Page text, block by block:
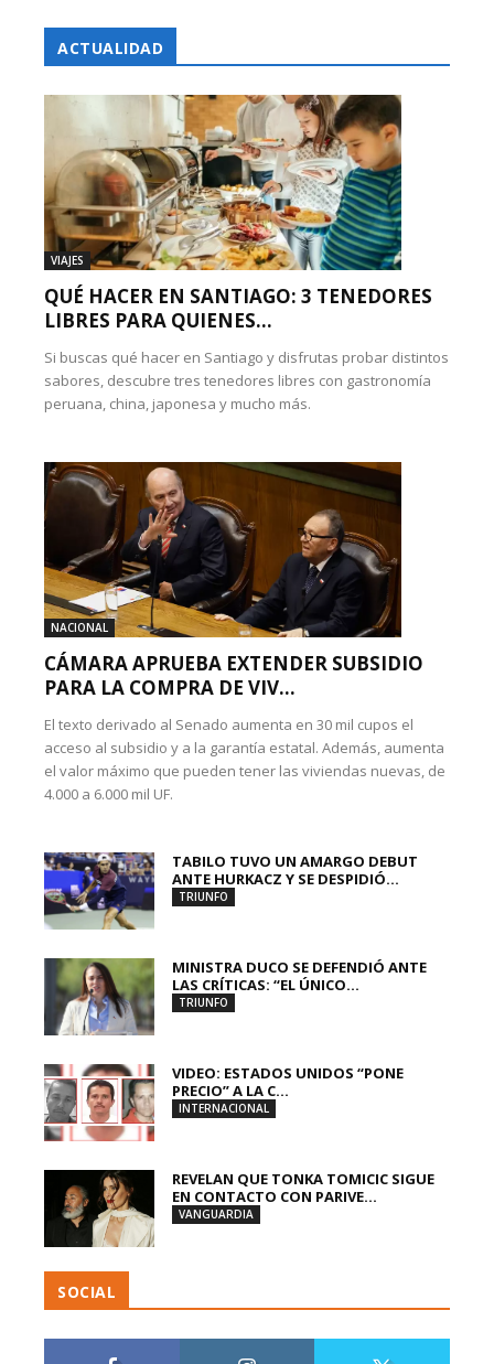
ACTUALIDAD
VIAJES
QUÉ HACER EN SANTIAGO: 3 TENEDORES
LIBRES PARA QUIENES...
Si buscas qué hacer en Santiago y disfrutas probar distintos
sabores, descubre tres tenedores libres con gastronomía
peruana, china, japonesa y mucho más.
NACIONAL
CÁMARA APRUEBA EXTENDER SUBSIDIO
PARA LA COMPRA DE VIV...
El texto derivado al Senado aumenta en 30 mil cupos el
acceso al subsidio y a la garantía estatal. Además, aumenta
el valor máximo que pueden tener las viviendas nuevas, de
4.000 a 6.000 mil UF.
TABILO TUVO UN AMARGO DEBUT
ANTE HURKACZ Y SE DESPIDIÓ...
TRIUNFO
MINISTRA DUCO SE DEFENDIÓ ANTE
LAS CRÍTICAS: “EL ÚNICO...
TRIUNFO
VIDEO: ESTADOS UNIDOS “PONE
PRECIO” A LA C...
INTERNACIONAL
REVELAN QUE TONKA TOMICIC SIGUE
EN CONTACTO CON PARIVE...
VANGUARDIA
SOCIAL